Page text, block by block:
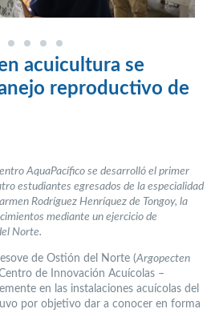
acuicultura se
reproductivo de
AquaPacífico se desarrolló el primer
estudiantes egresados de la especialidad
Rodríguez Henríquez de Tongoy, la
mediante un ejercicio de
Norte.
de Ostión del Norte (Argopecten
de Innovación Acuícolas –
en las instalaciones acuícolas del
por objetivo dar a conocer en forma